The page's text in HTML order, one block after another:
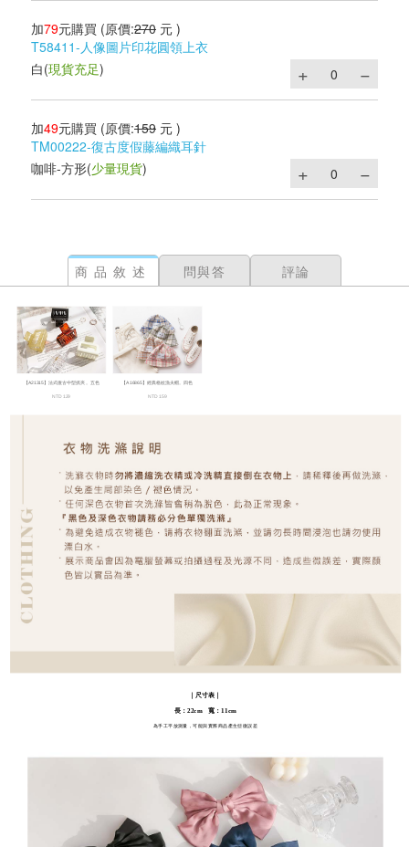
加79元購買 (原價:270 元 )
T58411-人像圖片印花圓領上衣
白(現貨充足)
加49元購買 (原價:159 元 )
TM00222-復古度假藤編織耳針
咖啡-方形(少量現貨)
商品敘述 問與答 評論